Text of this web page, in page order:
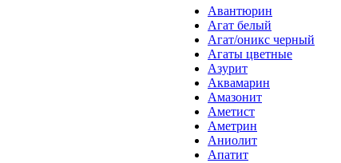
Авантюрин
Агат белый
Агат/оникс черный
Агаты цветные
Азурит
Аквамарин
Амазонит
Аметист
Аметрин
Аниолит
Апатит